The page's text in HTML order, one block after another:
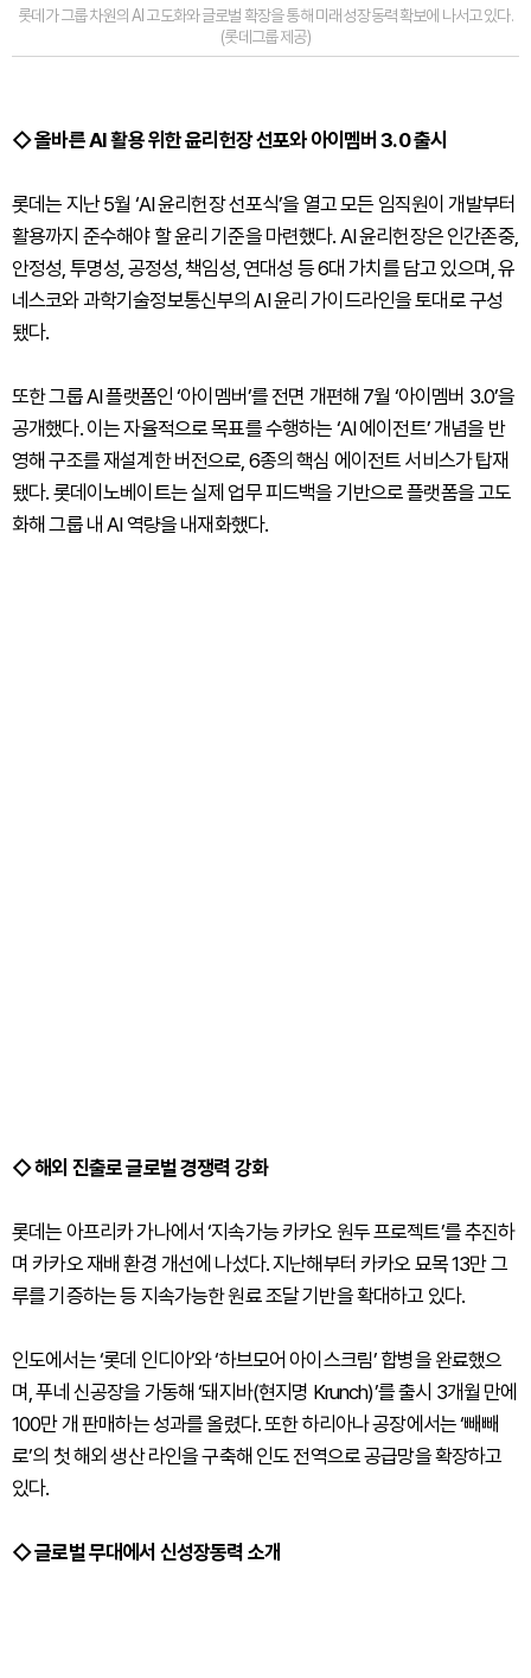
롯데가 그룹 차원의 AI 고도화와 글로벌 확장을 통해 미래 성장동력 확보에 나서고 있다.
(롯데그룹 제공)
◇ 올바른 AI 활용 위한 윤리헌장 선포와 아이멤버 3.0 출시
롯데는 지난 5월 ‘AI 윤리헌장 선포식’을 열고 모든 임직원이 개발부터
활용까지 준수해야 할 윤리 기준을 마련했다. AI 윤리헌장은 인간존중,
안정성, 투명성, 공정성, 책임성, 연대성 등 6대 가치를 담고 있으며, 유
네스코와 과학기술정보통신부의 AI 윤리 가이드라인을 토대로 구성
됐다.
또한 그룹 AI 플랫폼인 ‘아이멤버’를 전면 개편해 7월 ‘아이멤버 3.0’을
공개했다. 이는 자율적으로 목표를 수행하는 ‘AI 에이전트’ 개념을 반
영해 구조를 재설계한 버전으로, 6종의 핵심 에이전트 서비스가 탑재
됐다. 롯데이노베이트는 실제 업무 피드백을 기반으로 플랫폼을 고도
화해 그룹 내 AI 역량을 내재화했다.
◇ 해외 진출로 글로벌 경쟁력 강화
롯데는 아프리카 가나에서 ‘지속가능 카카오 원두 프로젝트’를 추진하
며 카카오 재배 환경 개선에 나섰다. 지난해부터 카카오 묘목 13만 그
루를 기증하는 등 지속가능한 원료 조달 기반을 확대하고 있다.
인도에서는 ‘롯데 인디아’와 ‘하브모어 아이스크림’ 합병을 완료했으
며, 푸네 신공장을 가동해 ‘돼지바(현지명 Krunch)’를 출시 3개월 만에
100만 개 판매하는 성과를 올렸다. 또한 하리아나 공장에서는 ‘빼빼
로’의 첫 해외 생산 라인을 구축해 인도 전역으로 공급망을 확장하고
있다.
◇ 글로벌 무대에서 신성장동력 소개